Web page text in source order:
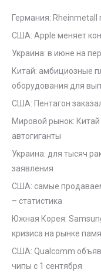
Германия:
США: Apple меняет
Украина: в июне на
Китай: амбициозные
оборудования для
США: Пентагон
Мировой рынок:
автогиганты
Украина: для тысяч
заявления
США: самые
– статистика
Южная Корея:
кризиса на рынке
США: Qualcomm
чипы с 1 сентября